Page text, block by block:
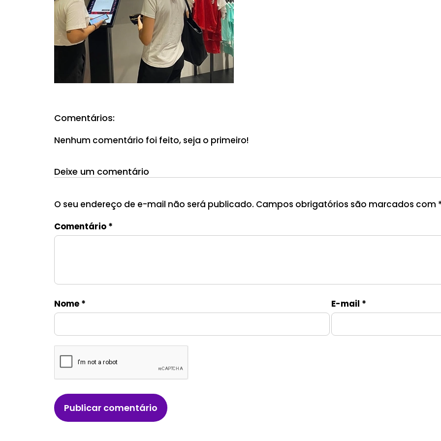
Comentários:
Nenhum comentário foi feito, seja o primeiro!
Deixe um comentário
O seu endereço de e-mail não será publicado. Campos obrigatórios são marcados com
Comentário *
Nome * E-mail *